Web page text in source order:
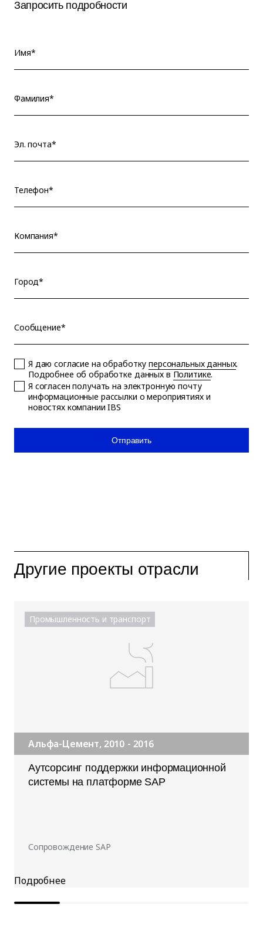
Запросить подробности
Имя*
Фамилия*
Эл. почта*
Телефон*
Компания*
Город*
Сообщение*
Я даю согласие на обработкуперсональных данных.
Подробнее об обработке данных в Политике.
Я согласен получать на электронную почту
информационные рассылки о мероприятиях и
новостях компании IBS
Отправить
Другие проекты отрасли
Промышленность и транспорт
Альфа-Цемент, 2010 - 2016
Аутсорсинг поддержки информационной
системы на платформе SAP
Сопровождение SAP